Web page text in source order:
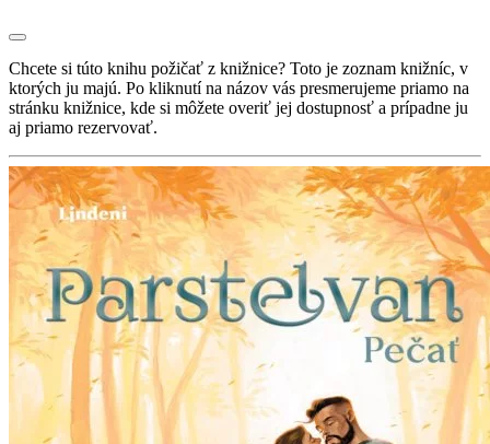
Chcete si túto knihu požičať z knižnice? Toto je zoznam knižníc, v
ktorých ju majú. Po kliknutí na názov vás presmerujeme priamo na
stránku knižnice, kde si môžete overiť jej dostupnosť a prípadne ju
aj priamo rezervovať.